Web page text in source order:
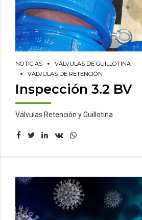
NOTICIAS
VÁLVULAS DE GUILLOTINA
VÁLVULAS DE RETENCIÓN
Inspección 3.2 BV
Válvulas Retención y Guillotina